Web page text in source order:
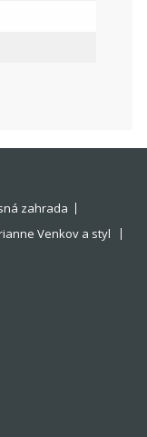
zahrada
Venkov a styl